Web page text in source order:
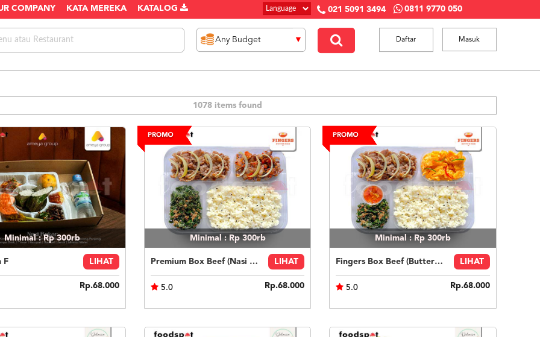
COMPANY KATA MEREKA KATALOG 021 5091 3494 0811 9770 050
Masuk
Daftar
1078 items found
Minimal : Rp 300rb
F LIHAT
Rp.68.000
Minimal : Rp 300rb
Premium Box Beef (Nasi Putih) LIHAT
5.0 Rp.68.000
Minimal : Rp 300rb
Fingers Box Beef (Butter Rice) LIHAT
5.0 Rp.68.000